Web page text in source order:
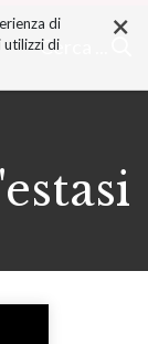
Cerca ... ×
di
utilizzi di